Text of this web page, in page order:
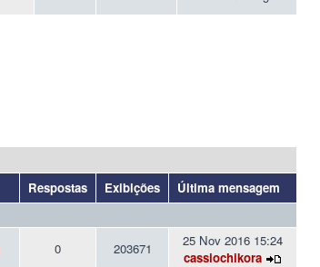
Respostas Exibições Última mensagem
0 203671
25 Nov 2016 15:24
cassiochikora